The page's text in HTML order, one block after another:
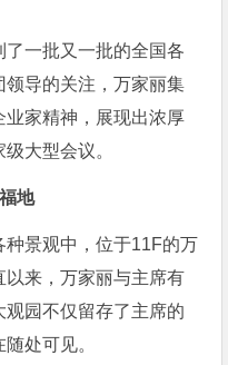
一批又一批的全国各
导的关注，万家丽集
业家精神，展现出浓厚
大型会议。
地
景观中，位于11F的万
来，万家丽与主席有
园不仅留存了主席的
处可见。